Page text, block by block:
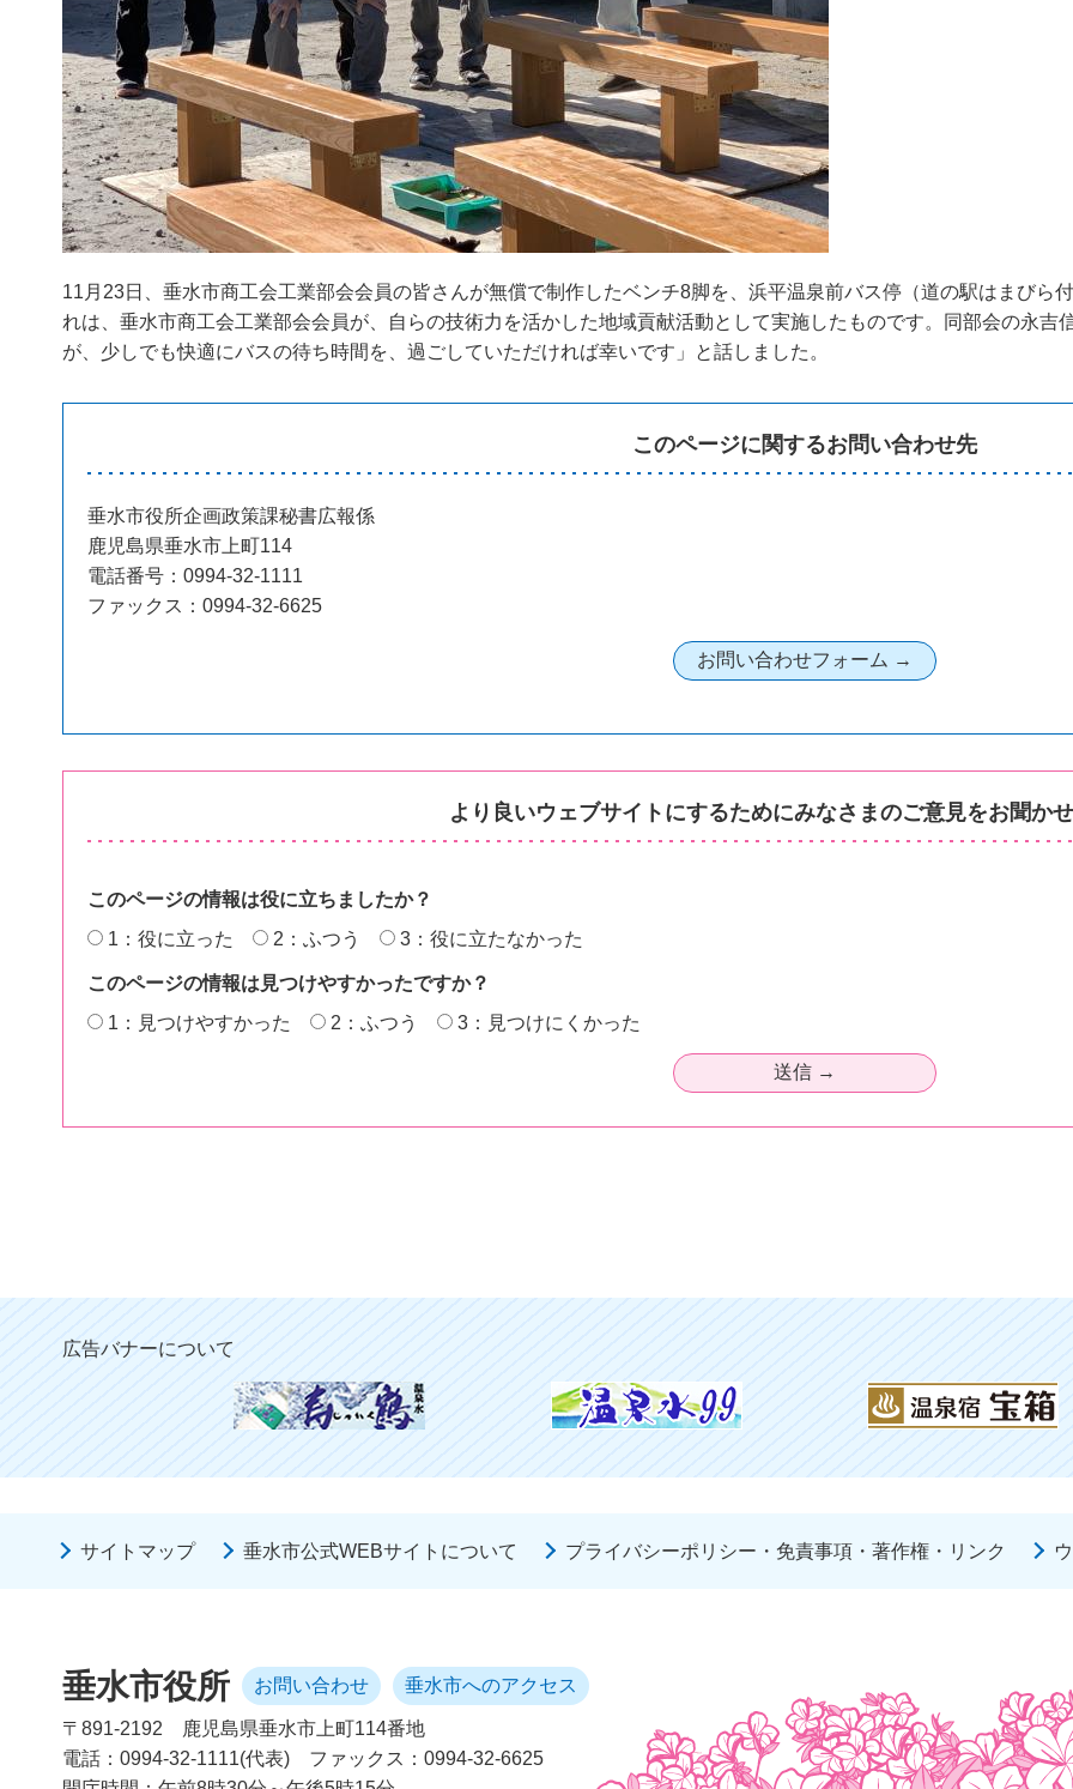
11月23日、垂水市商工会工業部会会員の皆さんが無償で制作したベンチ8脚を、浜平温泉前バス停（道の駅はまびら
れは、垂水市商工会工業部会会員が、自らの技術力を活かした地域貢献活動として実施したものです。同部会の永
が、少しでも快適にバスの待ち時間を、過ごしていただければ幸いです」と話しました。
このページに関するお問い合わせ先
垂水市役所企画政策課秘書広報係
鹿児島県垂水市上町114
電話番号：0994-32-1111
ファックス：0994-32-6625
より良いウェブサイトにするためにみなさまのご意見をお聞か
このページの情報は役に立ちましたか？
1：役に立った
2：ふつう 3：役に立たなかった
このページの情報は見つけやすかったですか？
1：見つけやすかった
2：ふつう 3：見つけにくかった
広告バナーについて
サイトマップ 垂水市公式WEBサイトについて プライバシーポリシー・免責事項・著作権・リンク
垂水市役所 お問い合わせ 垂水市へのアクセス
〒891-2192
鹿児島県垂水市上町114番地
電話：0994-32-1111(代表)
ファックス：0994-32-6625